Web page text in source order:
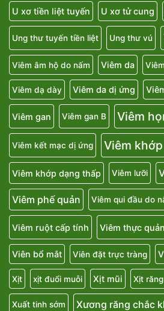
U xơ tiền liệt tuyến U xơ tử cung
Ung thư tuyến tiền liệt Ung thư vú
Viêm âm hộ do nấm Viêm da
Viêm dạ dày Viêm da dị ứng
Viêm gan Viêm gan B Viêm
Viêm kết mạc dị ứng Viêm khớp
Viêm khớp dạng thấp Viêm lưỡi
Viêm phế quản Viêm qui đầu do
Viêm ruột cấp tính Viêm thực quản
Viên bổ mắt Viên đặt trực tràng
Xịt xịt đuổi muỗi Xịt mũi Xịt
Xuất tinh sớm Xương răng chắc